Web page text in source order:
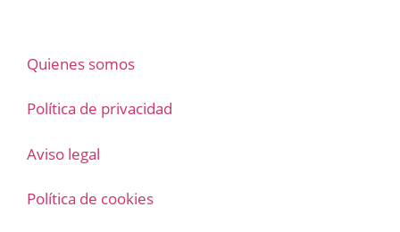
Quienes somos
Política de privacidad
Aviso legal
Política de cookies